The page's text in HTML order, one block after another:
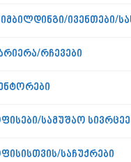
ივენთები/
რჩევები
სამუშაო
საჩუქრები